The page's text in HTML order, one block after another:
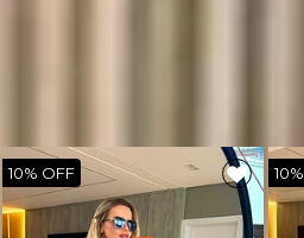
10% 10%